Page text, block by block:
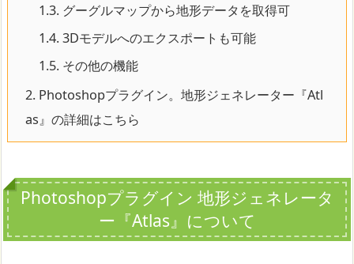
1.3. グーグルマップから地形データを取得可
1.4. 3Dモデルへのエクスポートも可能
1.5. その他の機能
2. Photoshopプラグイン。地形ジェネレーター『Atl
as』の詳細はこちら
Photoshopプラグイン 地形ジェネレータ
ー『Atlas』について